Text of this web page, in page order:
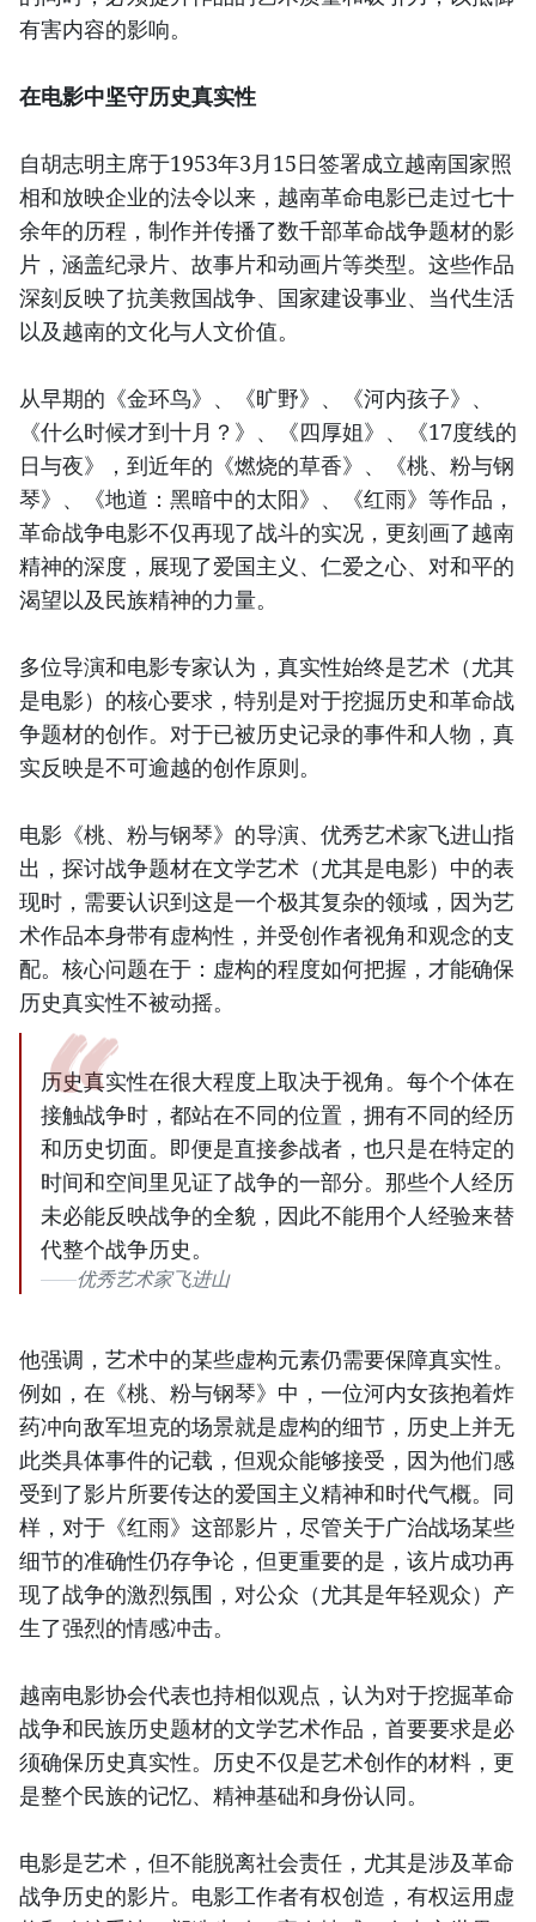
有害内容的影响。
在电影中坚守历史真实性
自胡志明主席于1953年3月15日签署成立越南国家照
相和放映企业的法令以来，越南革命电影已走过七十
余年的历程，制作并传播了数千部革命战争题材的影
片，涵盖纪录片、故事片和动画片等类型。这些作品
深刻反映了抗美救国战争、国家建设事业、当代生活
以及越南的文化与人文价值。
从早期的《金环鸟》、《旷野》、《河内孩子》、
《什么时候才到十月？》、《四厚姐》、《17度线的
日与夜》，到近年的《燃烧的草香》、《桃、粉与钢
琴》、《地道：黑暗中的太阳》、《红雨》等作品，
革命战争电影不仅再现了战斗的实况，更刻画了越南
精神的深度，展现了爱国主义、仁爱之心、对和平的
渴望以及民族精神的力量。
多位导演和电影专家认为，真实性始终是艺术（尤其
是电影）的核心要求，特别是对于挖掘历史和革命战
争题材的创作。对于已被历史记录的事件和人物，真
实反映是不可逾越的创作原则。
电影《桃、粉与钢琴》的导演、优秀艺术家飞进山指
出，探讨战争题材在文学艺术（尤其是电影）中的表
现时，需要认识到这是一个极其复杂的领域，因为艺
术作品本身带有虚构性，并受创作者视角和观念的支
配。核心问题在于：虚构的程度如何把握，才能确保
历史真实性不被动摇。
历史真实性在很大程度上取决于视角。每个个体在
接触战争时，都站在不同的位置，拥有不同的经历
和历史切面。即便是直接参战者，也只是在特定的
时间和空间里见证了战争的一部分。那些个人经历
未必能反映战争的全貌，因此不能用个人经验来替
代整个战争历史。
优秀艺术家飞进山
他强调，艺术中的某些虚构元素仍需要保障真实性。
例如，在《桃、粉与钢琴》中，一位河内女孩抱着炸
药冲向敌军坦克的场景就是虚构的细节，历史上并无
此类具体事件的记载，但观众能够接受，因为他们感
受到了影片所要传达的爱国主义精神和时代气概。同
样，对于《红雨》这部影片，尽管关于广治战场某些
细节的准确性仍存争论，但更重要的是，该片成功再
现了战争的激烈氛围，对公众（尤其是年轻观众）产
生了强烈的情感冲击。
越南电影协会代表也持相似观点，认为对于挖掘革命
战争和民族历史题材的文学艺术作品，首要要求是必
须确保历史真实性。历史不仅是艺术创作的材料，更
是整个民族的记忆、精神基础和身份认同。
电影是艺术，但不能脱离社会责任，尤其是涉及革命
战争历史的影片。电影工作者有权创造，有权运用虚